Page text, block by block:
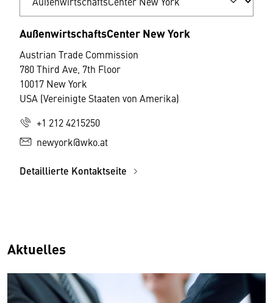
AußenwirtschaftsCenter New York
Austrian Trade Commission
780 Third Ave, 7th Floor
10017 New York
USA (Vereinigte Staaten von Amerika)
+1 212 4215250
newyork@wko.at
Detaillierte Kontaktseite
Aktuelles